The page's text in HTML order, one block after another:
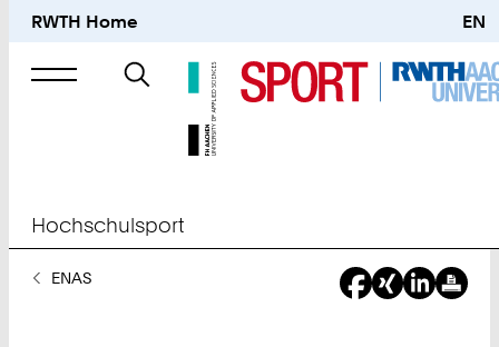
RWTH Home EN
Suche
nach
Hochschulsport
SieENAS